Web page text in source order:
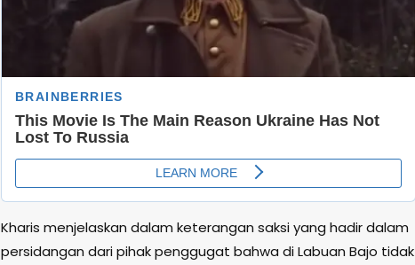
Kharis menjelaskan dalam keterangan saksi yang hadir dalam
persidangan dari pihak penggugat bahwa di Labuan Bajo tidak